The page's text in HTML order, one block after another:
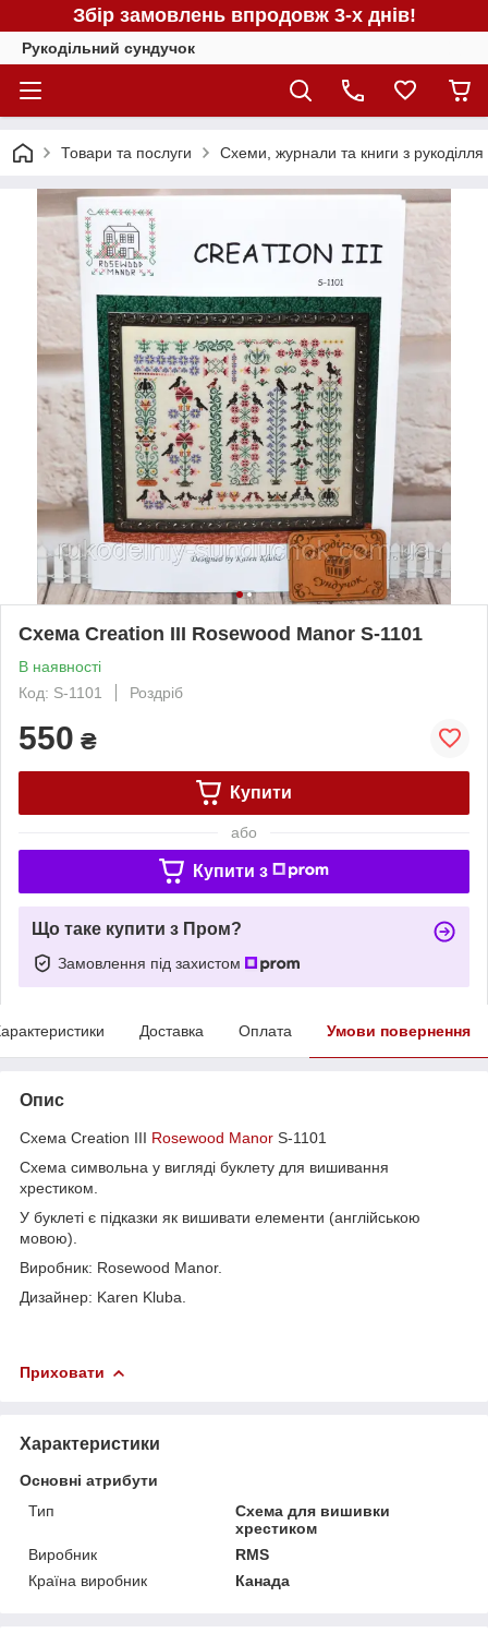
Збір замовлень впродовж 3-х днів!
Рукодільний сундучок
Товари та послуги Схеми, журнали та книги з рукоділля
Схема Creation III Rosewood Manor S-1101
В наявності
Код: S-1101
Роздріб
550 ₴
Купити
або
Купити з
Що таке купити з Пром?
Замовлення під захистом
Доставка Оплата Умови повернення
Опис
Схема Creation III Rosewood Manor S-1101
Схема символьна у вигляді буклету для вишивання
хрестиком.
У буклеті є підказки як вишивати елементи (англійською
мовою).
Виробник: Rosewood Manor.
Дизайнер: Karen Kluba.
Приховати
Характеристики
Основні атрибути
Тип
Схема для вишивки
хрестиком
Виробник
RMS
Країна виробник
Канада